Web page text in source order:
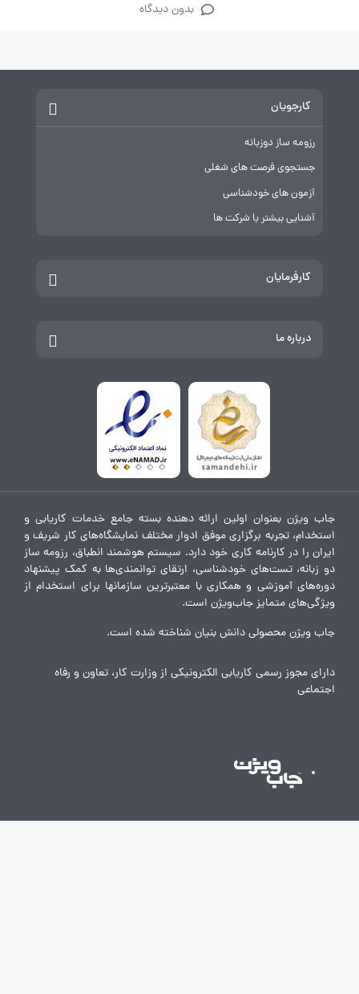
بدون دیدگاه
کارجویان
رزومه ساز دوزبانه
جستجوی فرصت های شغلی
آزمون های خودشناسی
آشنایی بیشتر با شرکت ها
کارفرمایان
درباره ما
جاب ویژن بعنوان اولین ارائه دهنده بسته جامع خدمات کاریابی و
استخدام، تجربه برگزاری موفق ادوار مختلف نمایشگاه‌های کار شریف و
ایران را در کارنامه کاری خود دارد. سیستم هوشمند انطباق، رزومه ساز
دو زبانه، تست‌های خودشناسی، ارتقای توانمندی‌ها به کمک پیشنهاد
دوره‌های آموزشی و همکاری با معتبرترین سازمانها برای استخدام از
ویژگی‌های متمایز جاب‌ویژن است.
جاب ویژن محصولی دانش بنیان شناخته شده است.
دارای مجوز رسمی کاریابی الکترونیکی از وزارت کار، تعاون و رفاه
اجتماعی